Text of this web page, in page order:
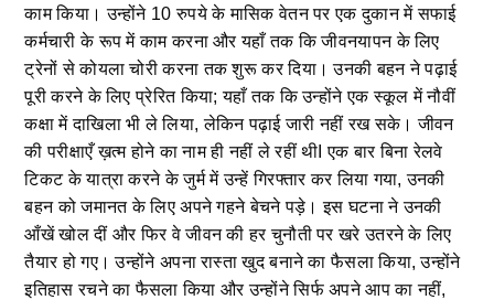
काम किया। उन्होंने 10 रुपये के मासिक वेतन पर एक दुकान में सफाई
कर्मचारी के रूप में काम करना और यहाँ तक कि जीवनयापन के लिए
ट्रेनों से कोयला चोरी करना तक शुरू कर दिया। उनकी बहन ने पढ़ाई
पूरी करने के लिए प्रेरित किया; यहाँ तक ​​कि उन्होंने एक स्कूल में नौवीं
कक्षा में दाखिला भी ले लिया, लेकिन पढ़ाई जारी नहीं रख सके। जीवन
की परीक्षाएँ ख़त्म होने का नाम ही नहीं ले रहीं थीI एक बार बिना रेलवे
टिकट के यात्रा करने के जुर्म में उन्हें गिरफ्तार कर लिया गया, उनकी
बहन को जमानत के लिए अपने गहने बेचने पड़े। इस घटना ने उनकी
आँखें खोल दीं और फिर वे जीवन की हर चुनौती पर खरे उतरने के लिए
तैयार हो गए। उन्होंने अपना रास्ता खुद बनाने का फैसला किया, उन्होंने
इतिहास रचने का फैसला किया और उन्होंने सिर्फ अपने आप का नहीं,